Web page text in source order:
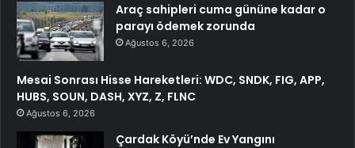
Araç sahipleri cuma gününe kadar o
parayı ödemek zorunda
Ağustos 6, 2026
Mesai Sonrası Hisse Hareketleri: WDC, SNDK, FIG, APP,
HUBS, SOUN, DASH, XYZ, Z, FLNC
Ağustos 6, 2026
Çardak Köyü’nde Ev Yangını